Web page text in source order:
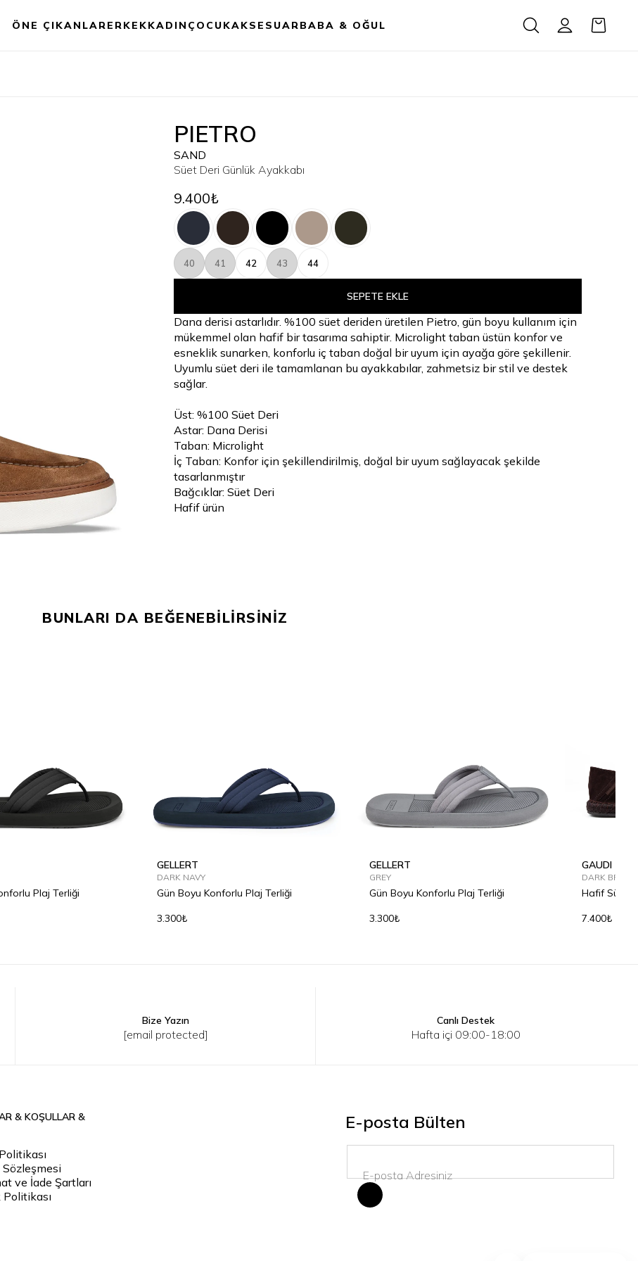
ÖNE ÇIKANLAR ERKEKKADIN ÇOCUKAKSESUAR BABA & OĞUL
PIETRO
SAND
Süet Deri Günlük Ayakkabı
9.400₺
40 41 42 43 44
SEPETE EKLE
Dana derisi astarlıdır. %100 süet deriden üretilen Pietro, gün boyu kullanım için
mükemmel olan hafif bir tasarıma sahiptir. Microlight taban üstün konfor ve
esneklik sunarken, konforlu iç taban doğal bir uyum için ayağa göre şekillenir.
Uyumlu süet deri ile tamamlanan bu ayakkabılar, zahmetsiz bir stil ve destek
sağlar.
Üst: %100 Süet Deri
Astar: Dana Derisi
Taban: Microlight
İç Taban: Konfor için şekillendirilmiş, doğal bir uyum sağlayacak şekilde
tasarlanmıştır
Bağcıklar: Süet Deri
Hafif ürün
BUNLARI DA BEĞENEBİLİRSİNİZ
Plaj Terliği
41
GELLERT
DARK NAVY
Gün Boyu Konforlu Plaj Terliği
3.300₺
42 43 44 45
GELLERT
GREY
Gün Boyu Konforlu Plaj Terliği
3.300₺
GAUDI
DARK
Hafif Süet
7.400₺
Bize Yazın
[email protected]
Canlı Destek
Hafta içi 09:00-18:00
& KOŞULLAR &
ve İade Şartları
E-posta Bülten